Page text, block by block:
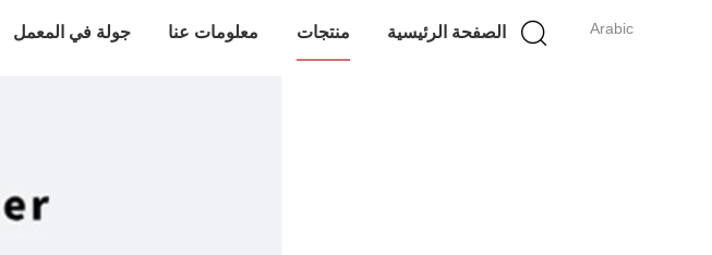
Arabic الصفحة الرئيسية منتجات معلومات عنا جولة في المعمل